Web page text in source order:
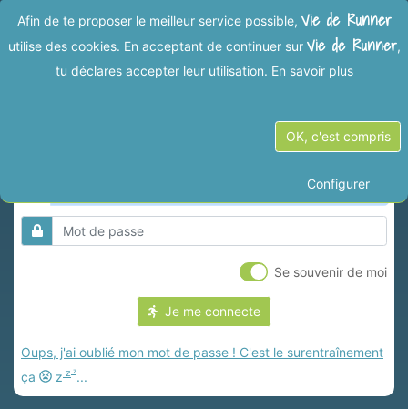
Me connecter
Se souvenir de moi
Je me connecte
Oups, j'ai oublié mon mot de passe ! C'est le surentraînement
ça
z z z...
Afin de te proposer le meilleur service possible, Vie de Runner
utilise des cookies. En acceptant de continuer sur Vie de Runner,
tu déclares accepter leur utilisation. En savoir plus
OK, c'est compris
Configurer